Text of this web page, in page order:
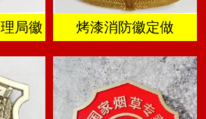
局徽 烤漆消防徽定做